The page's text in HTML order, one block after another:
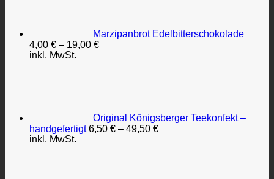
Marzipanbrot Edelbitterschokolade
4,00 € – 19,00 €
inkl. MwSt.
Original Königsberger Teekonfekt –
handgefertigt 6,50 € – 49,50 €
inkl. MwSt.